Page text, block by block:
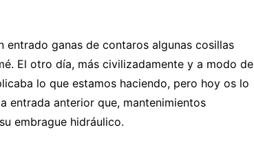
entrado ganas de contaros algunas cosillas
El otro día, más civilizadamente y a modo de
lo que estamos haciendo, pero hoy os lo
entrada anterior que, mantenimientos
embrague hidráulico.